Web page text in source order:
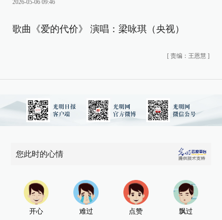
2026-05-06 09:46
歌曲《爱的代价》 演唱：梁咏琪（央视）
[ 责编：王恩慧 ]
您此时的心情
开心 难过 点赞 飘过